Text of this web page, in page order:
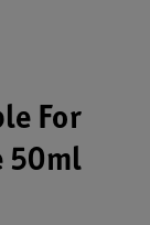
For
50ml